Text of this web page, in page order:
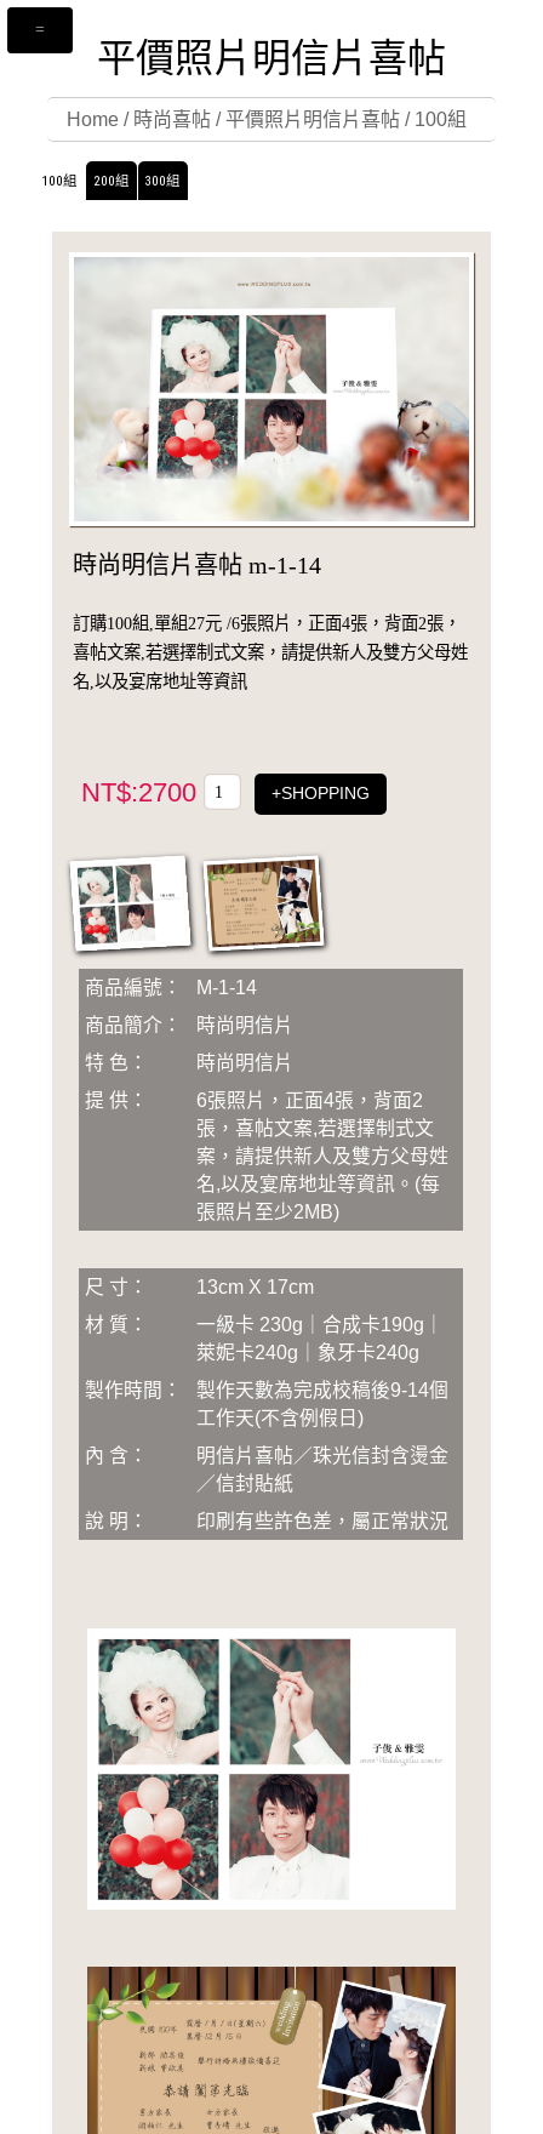
平價照片明信片喜帖
Home/ 時尚喜帖/平價照片明信片喜帖/ 100組
100組 200組 300組
時尚明信片喜帖 m-1-14
訂購100組,單組27元 /6張照片，正面4張，背面2張，
喜帖文案,若選擇制式文案，請提供新人及雙方父母姓
名,以及宴席地址等資訊
NT$:2700 +SHOPPING
商品編號：
M-1-14
商品簡介：
時尚明信片
特 色：
時尚明信片
提 供：
6張照片，正面4張，背面2
張，喜帖文案,若選擇制式文
案，請提供新人及雙方父母姓
名,以及宴席地址等資訊 。 (每
張照片至少2MB)
尺 寸：
13cm X 17cm
材 質：
一級卡 230g｜合成卡190g｜
萊妮卡240g｜象牙卡240g
製作時間：
製作天數為完成校稿後9-14個
工作天(不含例假日)
內 含：
明信片喜帖／珠光信封含燙金
／信封貼紙
說 明：
印刷有些許色差，屬正常狀況